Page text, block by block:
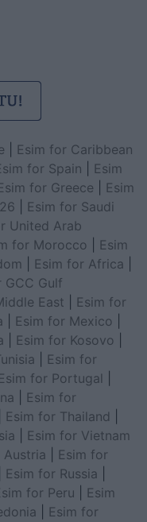
Esim for Caribbean
for Spain
Esim
for Greece
Esim
Esim for Saudi
United Arab
for Morocco
Esim
Esim for Africa
GCC Gulf
East
Esim for
Esim for Mexico
Esim for Kosovo
Esim for
Esim for Portugal
Esim for
Esim for Thailand
Esim for Vietnam
Austria
Esim for
Esim for Russia
for Peru
Esim
Esim for